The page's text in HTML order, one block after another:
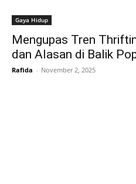
Gaya Hidup
Mengupas Tren
dan Alasan di Balik
Rafida - November 2, 2025